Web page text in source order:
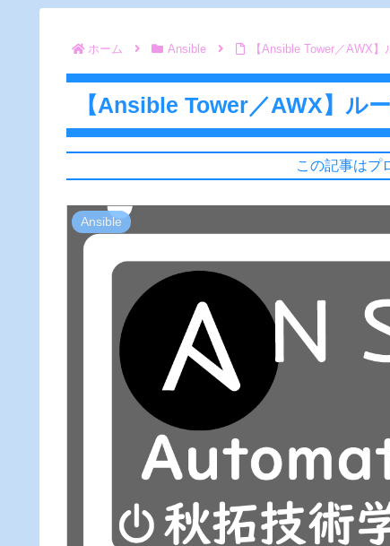
ホーム Ansible 【Ansible Tower／AWX
【Ansible Tower／AWX】ル
この記事はプ
Ansible